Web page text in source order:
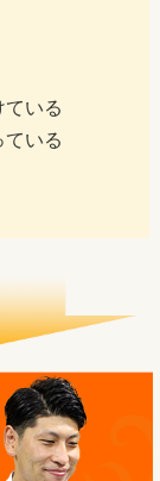
いる
いる